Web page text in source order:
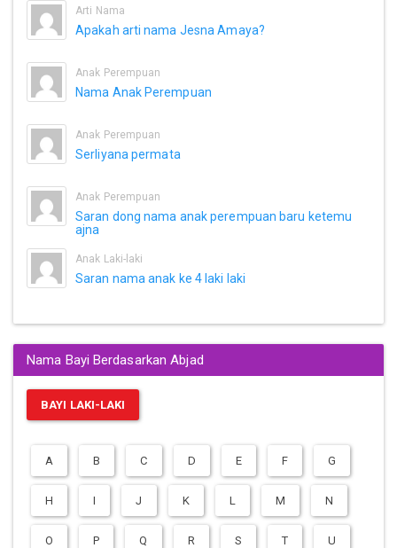
Arti Nama
Apakah arti nama Jesna Amaya?
Anak Perempuan
Nama Anak Perempuan
Anak Perempuan
Serliyana permata
Anak Perempuan
Saran dong nama anak perempuan baru ketemu
ajna
Anak Laki-laki
Saran nama anak ke 4 laki laki
Nama Bayi Berdasarkan Abjad
BAYI LAKI-LAKI
A B C D E F G
H I J K L M N
O P Q R S T U